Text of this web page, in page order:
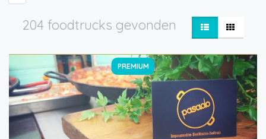
204 foodtrucks gevonden
PREMIUM